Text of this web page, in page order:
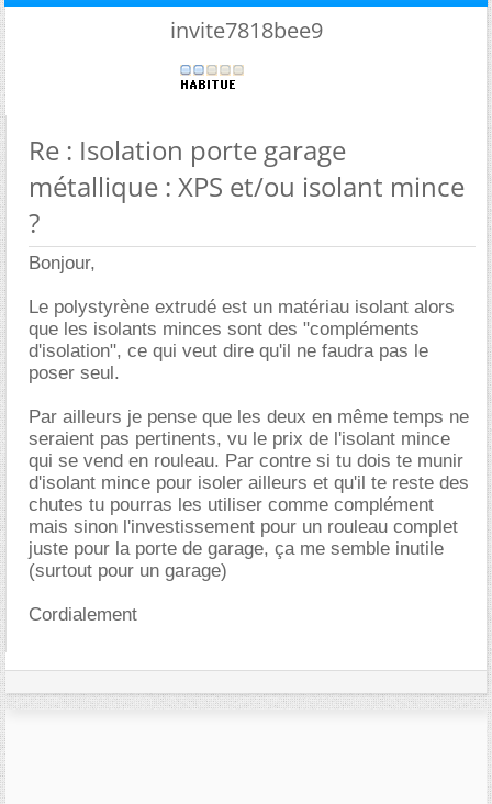
invite7818bee9
Re : Isolation porte garage
métallique : XPS et/ou isolant mince
?
Bonjour,
Le polystyrène extrudé est un matériau isolant alors
que les isolants minces sont des "compléments
d'isolation", ce qui veut dire qu'il ne faudra pas le
poser seul.
Par ailleurs je pense que les deux en même temps ne
seraient pas pertinents, vu le prix de l'isolant mince
qui se vend en rouleau. Par contre si tu dois te munir
d'isolant mince pour isoler ailleurs et qu'il te reste des
chutes tu pourras les utiliser comme complément
mais sinon l'investissement pour un rouleau complet
juste pour la porte de garage, ça me semble inutile
(surtout pour un garage)
Cordialement